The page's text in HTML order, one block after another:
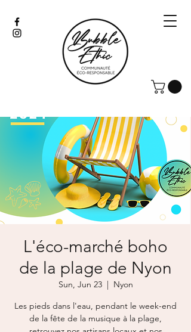
L'éco-marché boho
de la plage de Nyon
Sun, Jun 23
  |
Nyon
Les pieds dans l'eau, pendant le week-end
de la fête de la musique à la plage,